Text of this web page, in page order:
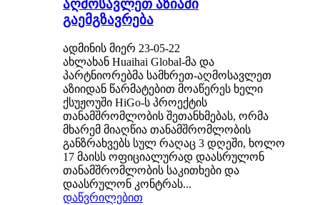
აღმოსავლეთ აზიაში
გაემგზავრება
ადმინის მიერ 23-05-22
ახლახან Huaihai Global-მა და
პარტნიორებმა სამხრეთ-აღმოსავლეთ
აზიიდან წარმატებით მოაწერეს ხელი
ქსუჟოუში HiGo-ს პროექტის
თანამშრომლობის შეთანხმებას, ორმა
მხარემ მიაღწია თანამშრომლობის
განზრახვებს სულ რაღაც 3 დღეში, ხოლო
17 მაისს ოფიციალურად დაასრულონ
თანამშრომლობის საკითხები და
დაასრულონ კონტრას...
დაწვრილებით